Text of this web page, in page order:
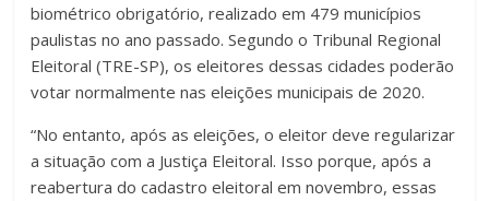
biométrico obrigatório, realizado em 479 municípios
paulistas no ano passado. Segundo o Tribunal Regional
Eleitoral (TRE-SP), os eleitores dessas cidades poderão
votar normalmente nas eleições municipais de 2020.
“No entanto, após as eleições, o eleitor deve regularizar
a situação com a Justiça Eleitoral. Isso porque, após a
reabertura do cadastro eleitoral em novembro, essas